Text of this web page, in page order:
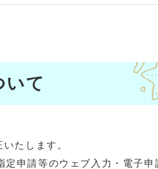
いて
たします。
申請等のウェブ入力・電子申